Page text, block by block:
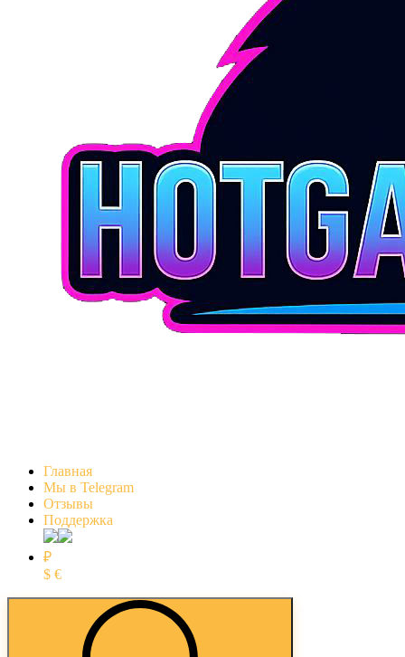
Главная
Мы в Telegram
Отзывы
Поддержка
₽
$ €